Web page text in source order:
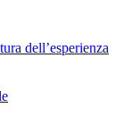
dell’esperienza